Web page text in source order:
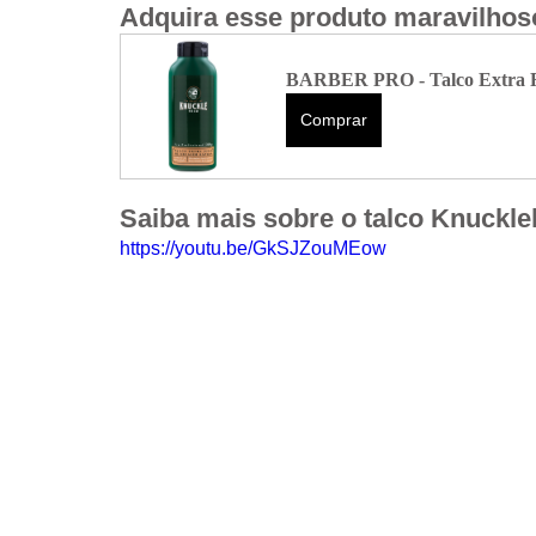
Adquira esse produto
BARBER PRO - Talco Extra
Comprar
Saiba mais sobre o talco
https://youtu.be/GkSJZouMEow